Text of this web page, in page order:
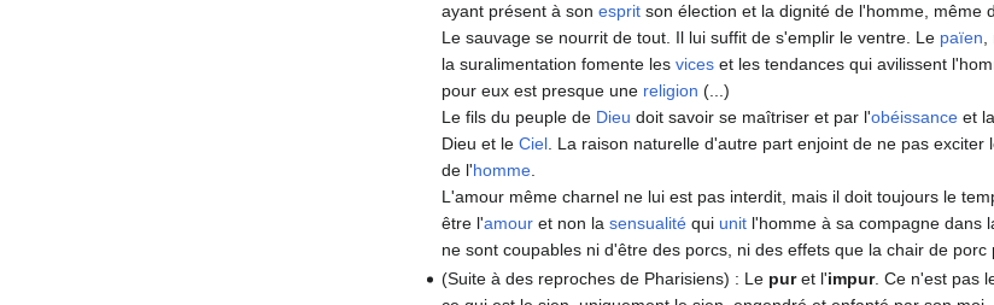
ayant présent à sonesprit son élection et la dignité de l'homme, même
Le sauvage se nourrit de tout. Il lui suffit de s'emplir le ventre. Le païen,
la suralimentation fomente lesvices et les tendances qui avilissent
pour eux est presque une religion (...)
Le fils du peuple de Dieu doit savoir se maîtriser et par l'obéissance et la
Dieu et leCiel. La raison naturelle d'autre part enjoint de ne pas
de l'homme.
L'amour même charnel ne lui est pas interdit, mais il doit toujours le
être l'amour et non lasensualité qui unit l'homme à sa compagne dans
ne sont coupables ni d'être des porcs, ni des effets que la chair de
(Suite à des reproches de Pharisiens) : Le puret l'impur. Ce n'est pas